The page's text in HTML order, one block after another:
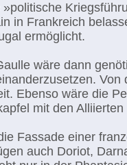
»politische
in Frankreich
ermöglicht.
wäre dann
Von
Ebenso wäre die
mit den
Fassade einer
auch Doriot,